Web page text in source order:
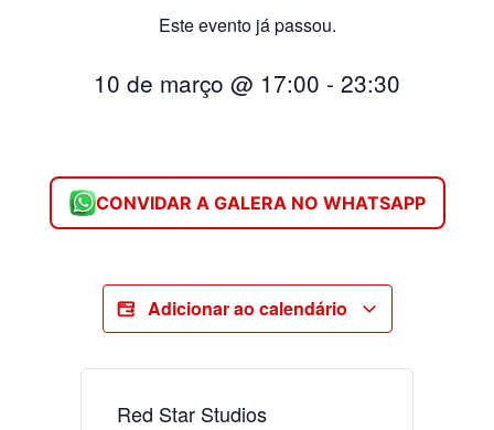
Este evento já passou.
10 de março @ 17:00 - 23:30
CONVIDAR A GALERA NO WHATSAPP
Adicionar ao calendário
Red Star Studios